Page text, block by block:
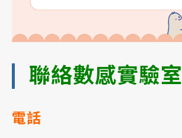
聯絡數感實驗室
電話